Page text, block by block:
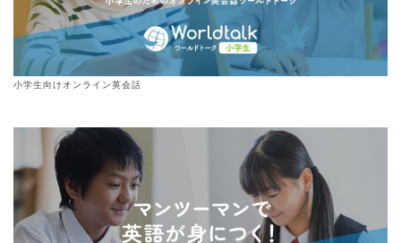
小学生向けオンライン英会話